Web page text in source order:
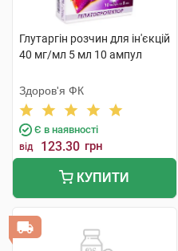
Глутаргін розчин для ін'єкцій
40 мг/мл 5 мл 10 ампул
Здоров'я ФК
Є в наявності
від 123.30 грн
КУПИТИ